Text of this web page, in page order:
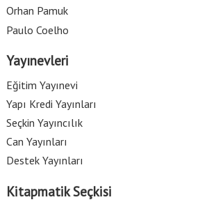
Orhan Pamuk
Paulo Coelho
Yayınevleri
Eğitim Yayınevi
Yapı Kredi Yayınları
Seçkin Yayıncılık
Can Yayınları
Destek Yayınları
Kitapmatik Seçkisi